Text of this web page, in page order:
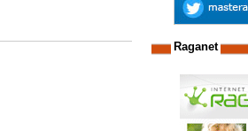
Raganet